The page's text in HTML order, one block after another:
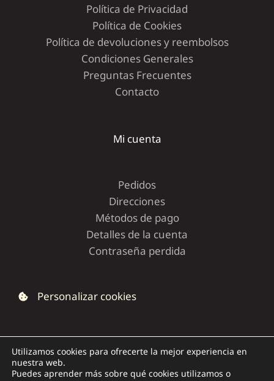
Política de Privacidad
Política de Cookies
Política de devoluciones y reembolsos
Condiciones Generales
Preguntas Frecuentes
Contacto
Mi cuenta
Pedidos
Direcciones
Métodos de pago
Detalles de la cuenta
Contraseña perdida
Personalizar cookies
Copyright © 2026 | Dolce Capriccio
Utilizamos cookies para ofrecerte la mejor experiencia en
nuestra web.
Puedes aprender más sobre qué cookies utilizamos o